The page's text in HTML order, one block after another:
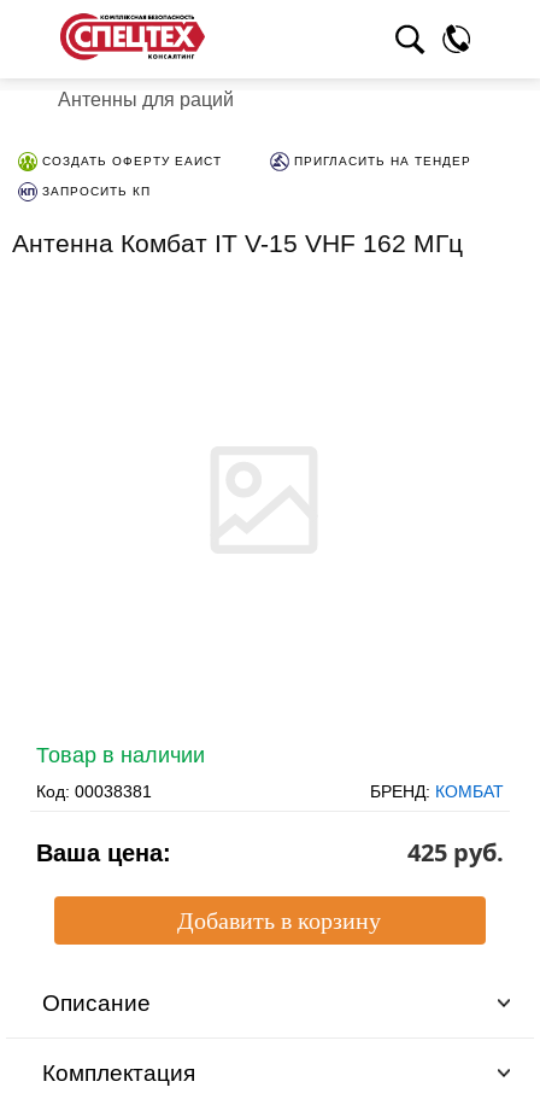
Антенны для раций
СОЗДАТЬ ОФЕРТУ ЕАИСТ ПРИГЛАСИТЬ НА ТЕНДЕР
ЗАПРОСИТЬ КП
Антенна Комбат IT V-15 VHF 162 МГц
Товар в наличии
Код: 00038381 БРЕНД: КОМБАТ
Ваша цена: 425 pуб.
Описание
Комплектация